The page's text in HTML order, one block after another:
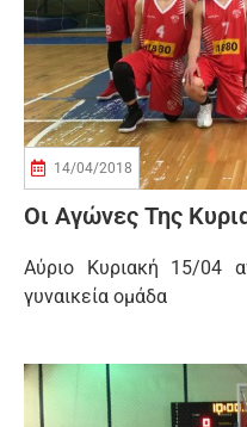
14/04/2018
Οι Αγώνες Της
Αύριο Κυριακή 15/04
γυναικεία ομάδα